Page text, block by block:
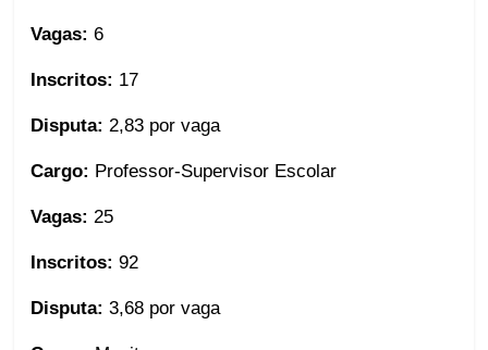
Vagas:6
Inscritos: 17
Disputa: 2,83 por vaga
Cargo: Professor-Supervisor Escolar
Vagas:25
Inscritos:92
Disputa: 3,68 por vaga